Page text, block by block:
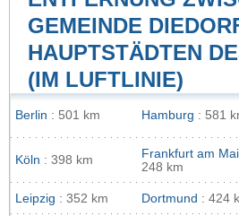
GEMEINDE
HAUPTSTÄDTEN
(IM LUFTLINIE)
Berlin : 501 km Hamburg : 581
Köln : 398 km Frankfurt am
248 km
Leipzig : 352 km Dortmund : 424